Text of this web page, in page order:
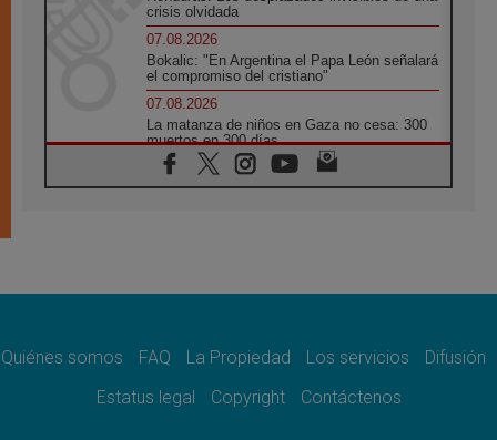
crisis olvidada
07.08.2026
Bokalic: "En Argentina el Papa León señalará
el compromiso del cristiano"
07.08.2026
La matanza de niños en Gaza no cesa: 300
muertos en 300 días
07.08.2026
Tagle: La guerra desfigura el mundo, solo la
como misión al servicio del Evangelio
SIGNIS 2026, dar voz a las religiosas en el
Quiénes somos FAQ La Propiedad Los servicios
Difusión
Estatus legal
Copyright Contáctenos